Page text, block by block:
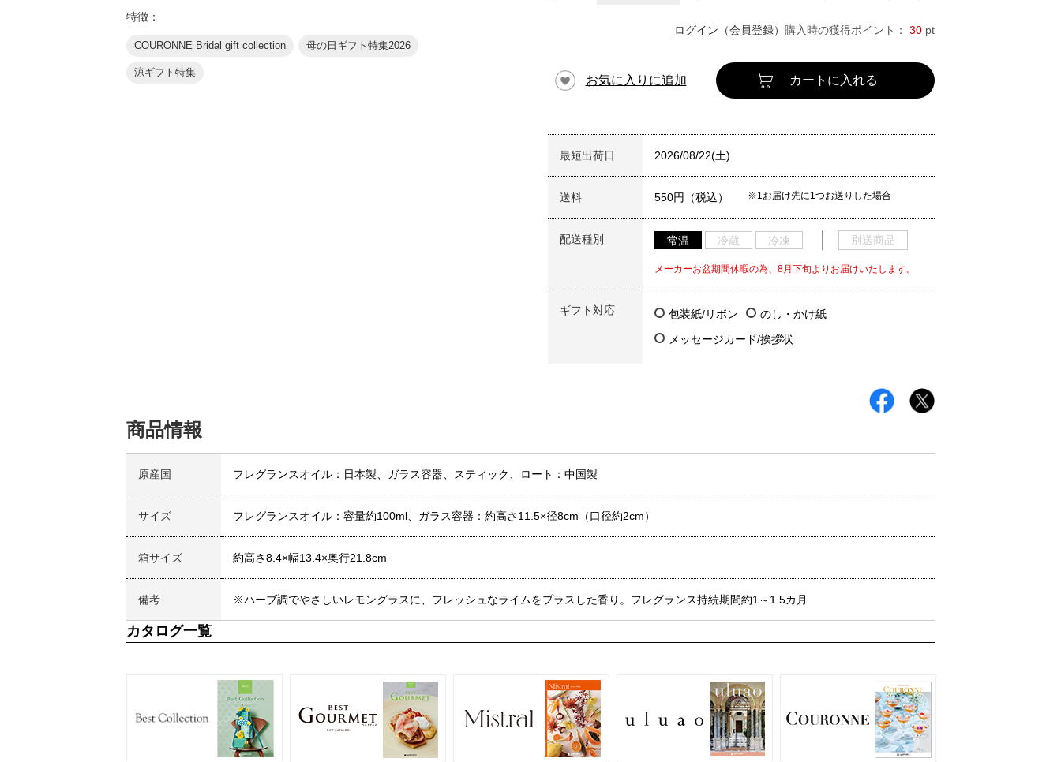
特徴：
COURONNE Bridal gift collection 母の日ギフト特集2026
涼ギフト特集
ログイン（会員登録） 購入時の獲得ポイント： 30 pt
お気に入りに追加 カートに入れる
最短出荷日 2026/08/22(土)
送料 550円（税込） ※1お届け先に1つお送りした場合
配送種別 常温 冷蔵 冷凍 別送商品
メーカーお盆期間休暇の為、8月下旬よりお届けいたします。
ギフト対応 包装紙/リボン
のし・かけ紙
メッセージカード/挨拶状
商品情報
原産国 フレグランスオイル：日本製、ガラス容器、スティック、ロート：中国製
サイズ フレグランスオイル：容量約100ml、ガラス容器：約高さ11.5×径8cm（口径約2cm）
箱サイズ 約高さ8.4×幅13.4×奥行21.8cm
備考 ※ハーブ調でやさしいレモングラスに、フレッシュなライムをプラスした香り。フレグランス持続期間約1～1.5カ月
カタログ一覧